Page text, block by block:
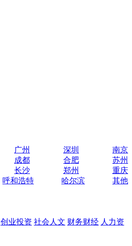
广州 深圳
南京
成都 合肥
苏州
长沙 郑州
重庆
呼和浩特 哈尔滨
其他
创业投资 社会人文 财务财经 人力资